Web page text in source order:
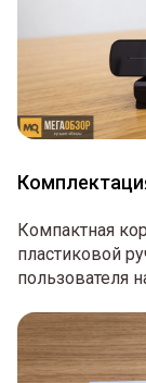
Компактная
пластиковой
пользователя